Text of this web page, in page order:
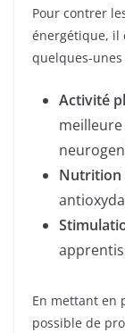
Pour contrer
énergétique, il
quelques-unes
Activité
Nutrition
En mettant en
possible de